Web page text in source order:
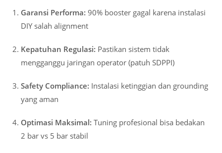
Garansi Performa: 90% booster gagal karena instalasi
DIY salah alignment
Kepatuhan Regulasi: Pastikan sistem tidak
mengganggu jaringan operator (patuh SDPPI)
Safety Compliance: Instalasi ketinggian dan grounding
yang aman
Optimasi Maksimal: Tuning profesional bisa bedakan
2 bar vs 5 bar stabil